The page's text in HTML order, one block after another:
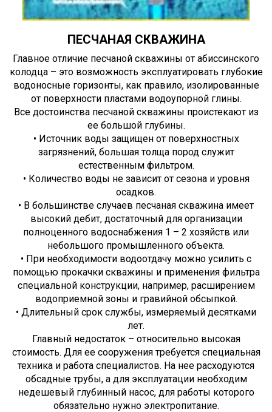
ПЕСЧАНАЯ СКВАЖИНА
Главное отличие песчаной скважины от абиссинского
колодца – это возможность эксплуатировать глубокие
водоносные горизонты, как правило, изолированные
от поверхности пластами водоупорной глины.
Все достоинства песчаной скважины проистекают из
ее большой глубины.
• Источник воды защищен от поверхностных
загрязнений, большая толща пород служит
естественным фильтром.
• Количество воды не зависит от сезона и уровня
осадков.
• В большинстве случаев песчаная скважина имеет
высокий дебит, достаточный для организации
полноценного водоснабжения 1 – 2 хозяйств или
небольшого промышленного объекта.
• При необходимости водоотдачу можно усилить с
помощью прокачки скважины и применения фильтра
специальной конструкции, например, расширением
водоприемной зоны и гравийной обсыпкой.
• Длительный срок службы, измеряемый десятками
лет.
Главный недостаток – относительно высокая
стоимость. Для ее сооружения требуется специальная
техника и работа специалистов. На нее расходуются
обсадные трубы, а для эксплуатации необходим
недешевый глубинный насос, для работы которого
обязательно нужно электропитание.